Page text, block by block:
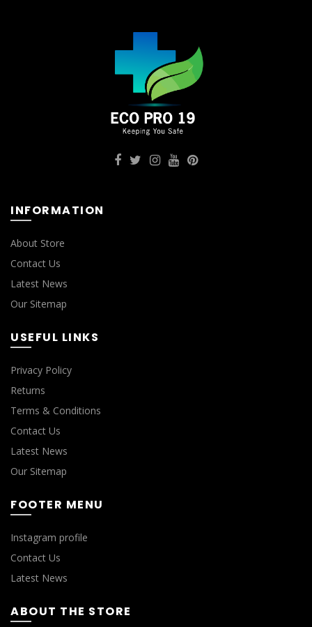
INFORMATION
About Store
Contact Us
Latest News
Our Sitemap
USEFUL LINKS
Privacy Policy
Returns
Terms & Conditions
Contact Us
Latest News
Our Sitemap
FOOTER MENU
Instagram profile
Contact Us
Latest News
ABOUT THE STORE